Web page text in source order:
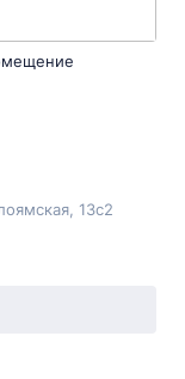
, 13с2